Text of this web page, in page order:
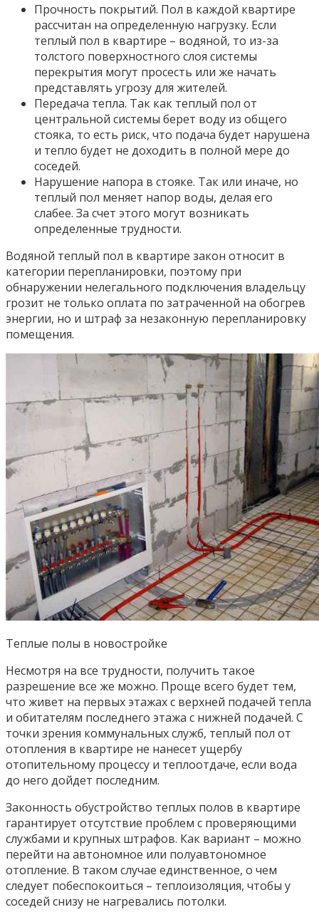
Прочность покрытий. Пол в каждой квартире
рассчитан на определенную нагрузку. Если
теплый пол в квартире – водяной, то из-за
толстого поверхностного слоя системы
перекрытия могут просесть или же начать
представлять угрозу для жителей.
Передача тепла. Так как теплый пол от
центральной системы берет воду из общего
стояка, то есть риск, что подача будет нарушена
и тепло будет не доходить в полной мере до
соседей.
Нарушение напора в стояке. Так или иначе, но
теплый пол меняет напор воды, делая его
слабее. За счет этого могут возникать
определенные трудности.
Водяной теплый пол в квартире закон относит в
категории перепланировки, поэтому при
обнаружении нелегального подключения владельцу
грозит не только оплата по затраченной на обогрев
энергии, но и штраф за незаконную перепланировку
помещения.
Теплые полы в новостройке
Несмотря на все трудности, получить такое
разрешение все же можно. Проще всего будет тем,
что живет на первых этажах с верхней подачей тепла
и обитателям последнего этажа с нижней подачей. С
точки зрения коммунальных служб, теплый пол от
отопления в квартире не нанесет ущербу
отопительному процессу и теплоотдаче, если вода
до него дойдет последним.
Законность обустройство теплых полов в квартире
гарантирует отсутствие проблем с проверяющими
службами и крупных штрафов. Как вариант – можно
перейти на автономное или полуавтономное
отопление. В таком случае единственное, о чем
следует побеспокоиться – теплоизоляция, чтобы у
соседей снизу не нагревались потолки.